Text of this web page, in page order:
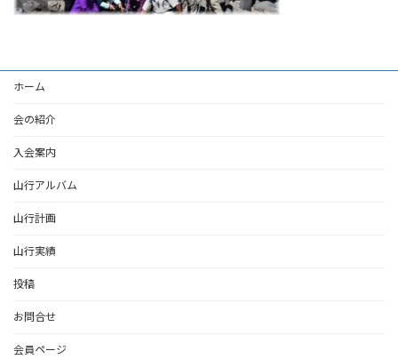
ホーム
会の紹介
入会案内
山行アルバム
山行計画
山行実績
投稿
お問合せ
会員ページ